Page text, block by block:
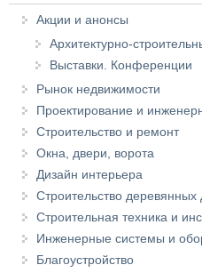
Акции и анонсы
Архитектурно-
Выставки. Конференции
Рынок недвижимости
Проектирование и
Строительство и ремонт
Окна, двери, ворота
Дизайн интерьера
Строительство деревянных
Строительная техника и
Инженерные системы и
Благоустройство